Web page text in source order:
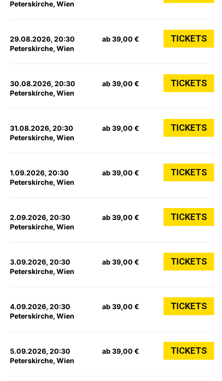
Peterskirche, Wien
29.08.2026, 20:30
Peterskirche, Wien
ab 39,00 € TICKETS
30.08.2026, 20:30
Peterskirche, Wien
ab 39,00 € TICKETS
31.08.2026, 20:30
Peterskirche, Wien
ab 39,00 € TICKETS
1.09.2026, 20:30
Peterskirche, Wien
ab 39,00 € TICKETS
2.09.2026, 20:30
Peterskirche, Wien
ab 39,00 € TICKETS
3.09.2026, 20:30
Peterskirche, Wien
ab 39,00 € TICKETS
4.09.2026, 20:30
Peterskirche, Wien
ab 39,00 € TICKETS
5.09.2026, 20:30
Peterskirche, Wien
ab 39,00 € TICKETS